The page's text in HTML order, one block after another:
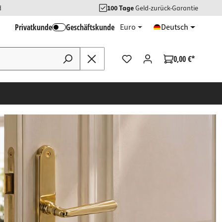
100 TageGeld-zurück-Garantie
Privatkunde Geschäftskunde Euro Deutsch
0,00 €*